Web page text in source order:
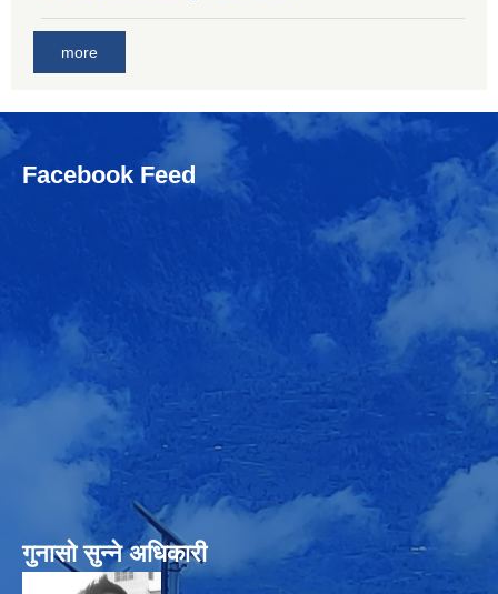
more
Facebook Feed
गुनासो सुन्‍ने अधिकारी